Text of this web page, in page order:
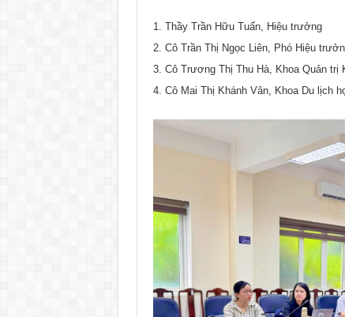
Thầy Trần Hữu Tuấn, Hiệu trưởng
Cô Trần Thị Ngọc Liên, Phó Hiệu
Cô Trương Thị Thu Hà, Khoa Quản trị
Cô Mai Thị Khánh Vân, Khoa Du lịch